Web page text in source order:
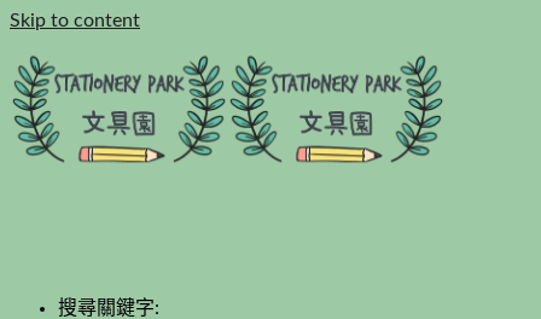
Skip to content
搜尋關鍵字: